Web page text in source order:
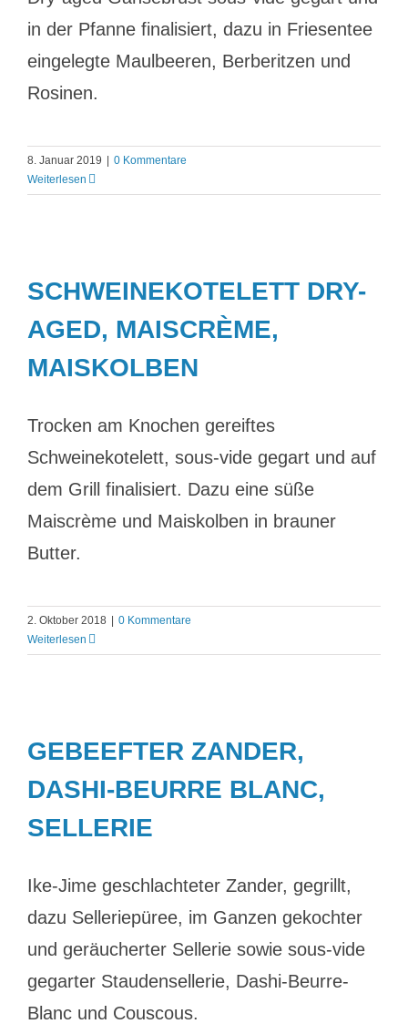
in der Pfanne finalisiert, dazu in Friesentee
eingelegte Maulbeeren, Berberitzen und
Rosinen.
8. Januar 2019
0 Kommentare
Weiterlesen
SCHWEINEKOTELETT DRY-
AGED, MAISCRÈME,
MAISKOLBEN
Trocken am Knochen gereiftes
Schweinekotelett, sous-vide gegart und auf
dem Grill finalisiert. Dazu eine süße
Maiscrème und Maiskolben in brauner
Butter.
2. Oktober 2018
0 Kommentare
Weiterlesen
GEBEEFTER ZANDER,
DASHI-BEURRE BLANC,
SELLERIE
Ike-Jime geschlachteter Zander, gegrillt,
dazu Selleriepüree, im Ganzen gekochter
und geräucherter Sellerie sowie sous-vide
gegarter Staudensellerie, Dashi-Beurre-
Blanc und Couscous.